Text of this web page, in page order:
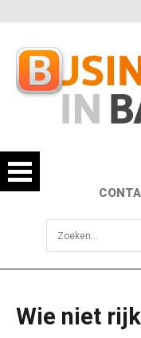
sisea.search
Wie niet